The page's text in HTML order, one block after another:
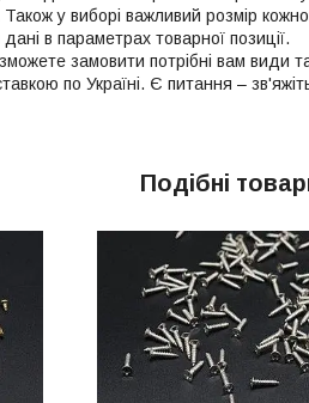
Також у виборі важливий розмір
дані в параметрах товарної позиції.
замовити потрібні вам види
по Україні. Є питання –
Подібні